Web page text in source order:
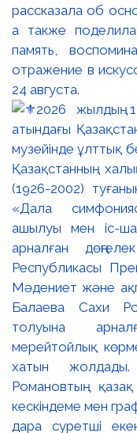
рассказала об
а также
память,
отражение в
24 августа.